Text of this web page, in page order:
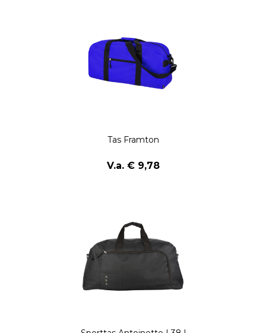
Tas Framton
V.a. € 9,78